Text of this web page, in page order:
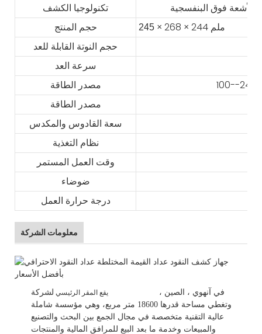
تكنولوجيا الكشف
حجم المنتج 245
× 268 × 244 ملم
حجم النوتة القابلة للعد
سرعة العد
مصدر الطاقة
مصدر الطاقة
سعة القادوس والمكدس
نظام التغذية
وقت العمل المستمر
ضوضاء
درجة حرارة العمل
معلومات الشركة
يقع المقر الرئيسي في آنهوي ، الصين ،
وتغطي مساحة قدرها 18600 متر مربع، وهي
مؤسسة شاملة
عالية التقنية متخصصة في مجال الجمع بين البحث والتصنيع
والمبيعات وخدمة ما بعد البيع للمرافق المالية والمنتجات